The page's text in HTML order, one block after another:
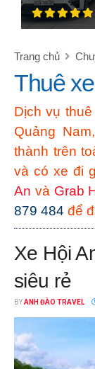
Trang chủ
Thuê
Dịch vụ
Quảng
thành trên
và có xe đi
An và Grab
879 484 để
Xe Hội
siêu rẻ
BYANH ĐÀO TRAVEL